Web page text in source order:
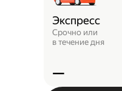
Экспресс
Срочно или
в течение дня
—